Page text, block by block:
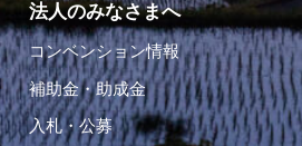
法人のみなさまへ
コンベンション情報
補助金・助成金
入札・公募